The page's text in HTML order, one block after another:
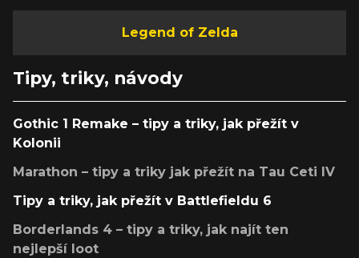
Legend of Zelda
Tipy, triky, návody
Gothic 1 Remake – tipy a triky, jak přežít v
Kolonii
Marathon – tipy a triky jak přežít na Tau Ceti IV
Tipy a triky, jak přežít v Battlefieldu 6
Borderlands 4 – tipy a triky, jak najít ten
nejlepší loot